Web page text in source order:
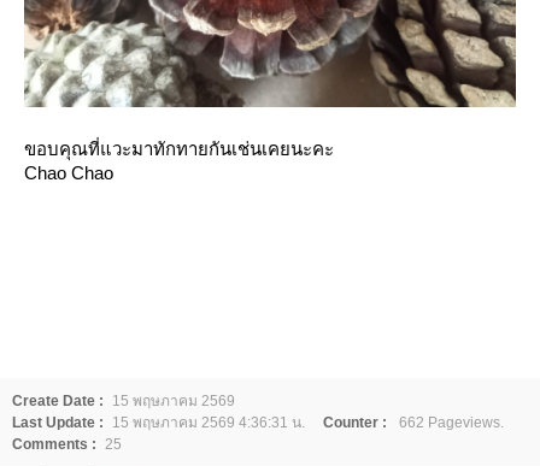
ขอบคุณที่แวะมาทักทายกันเช่นเคยนะคะ
Chao Chao
Create Date :
15 พฤษภาคม 2569
Last Update :
15 พฤษภาคม 2569 4:36:31 น. Counter :
662 Pageviews.
Comments : 25